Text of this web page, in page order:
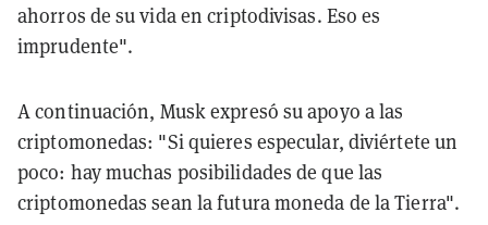
ahorros de su vida en criptodivisas. Eso es
imprudente".
A continuación, Musk expresó su apoyo a las
criptomonedas: "Si quieres especular, diviértete un
poco: hay muchas posibilidades de que las
criptomonedas sean la futura moneda de la Tierra".